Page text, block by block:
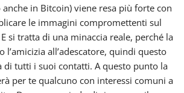
in Bitcoin) viene resa più forte con
le immagini compromettenti sul
si tratta di una minaccia reale, perché la
l’amicizia all’adescatore, quindi questo
di tutti i suoi contatti. A questo punto la
per te qualcuno con interessi comuni a